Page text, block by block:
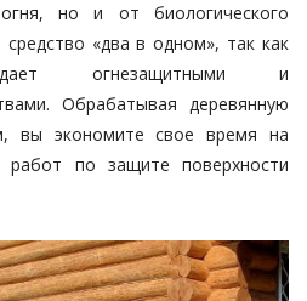
но и от биологического
«два в одном», так как
огнезащитными и
Обрабатывая деревянную
вы экономите свое время на
работ по защите поверхности